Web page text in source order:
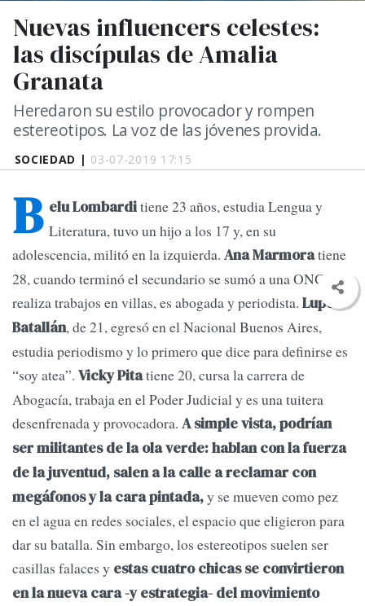
SOCIEDAD | 03-07-2019 17:15
Nuevas influencers celestes:
las discípulas de Amalia
Granata
Heredaron su estilo provocador y rompen
estereotipos. La voz de las jóvenes provida.
B elu Lombarditiene 23 años, estudia Lengua y
Literatura, tuvo un hijo a los 17 y, en su
adolescencia, militó en la izquierda. Ana Marmoratiene
28, cuando terminó el secundario se sumó a una ONG que
realiza trabajos en villas, es abogada y periodista. Lupe
Batallán, de 21, egresó en el Nacional Buenos Aires,
estudia periodismo y lo primero que dice para definirse es
“soy atea”. Vicky Pitatiene 20, cursa la carrera de
Abogacía, trabaja en el Poder Judicial y es una tuitera
desenfrenada y provocadora. A simple vista, podrían
ser militantes de la ola verde: hablan con la fuerza
de la juventud, salen a la calle a reclamar con
megáfonos y la cara pintada,y se mueven como pez
en el agua en redes sociales, el espacio que eligieron para
dar su batalla. Sin embargo, los estereotipos suelen ser
casillas falaces y estas cuatro chicas se convirtieron
en la nueva cara -y estrategia- del movimiento